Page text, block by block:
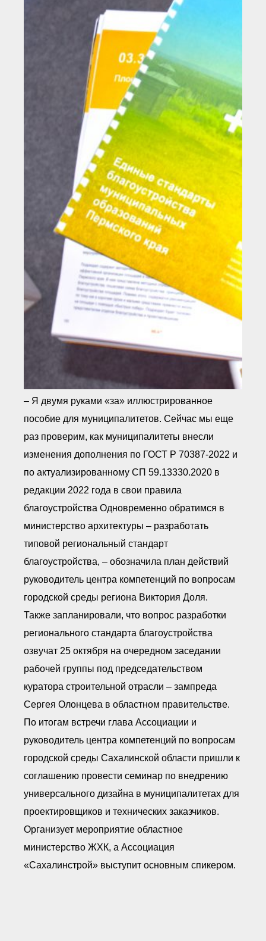
– Я двумя руками «за» иллюстрированное
пособие для муниципалитетов. Сейчас мы еще
раз проверим, как муниципалитеты внесли
изменения дополнения по ГОСТ Р 70387-2022 и
по актуализированному СП 59.13330.2020 в
редакции 2022 года в свои правила
благоустройства Одновременно обратимся в
министерство архитектуры – разработать
типовой региональный стандарт
благоустройства, – обозначила план действий
руководитель центра компетенций по вопросам
городской среды региона Виктория Доля.
Также запланировали, что вопрос разработки
регионального стандарта благоустройства
озвучат 25 октября на очередном заседании
рабочей группы под председательством
куратора строительной отрасли – зампреда
Сергея Олонцева в областном правительстве.
По итогам встречи глава Ассоциации и
руководитель центра компетенций по вопросам
городской среды Сахалинской области пришли к
соглашению провести семинар по внедрению
универсального дизайна в муниципалитетах для
проектировщиков и технических заказчиков.
Организует мероприятие областное
министерство ЖХК, а Ассоциация
«Сахалинстрой» выступит основным спикером.